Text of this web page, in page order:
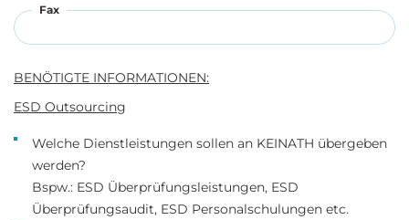
Fax
BENÖTIGTE INFORMATIONEN:
ESD Outsourcing
Welche Dienstleistungen sollen an KEINATH übergeben
werden?
Bspw.: ESD Überprüfungsleistungen, ESD
Überprüfungsaudit, ESD Personalschulungen etc.